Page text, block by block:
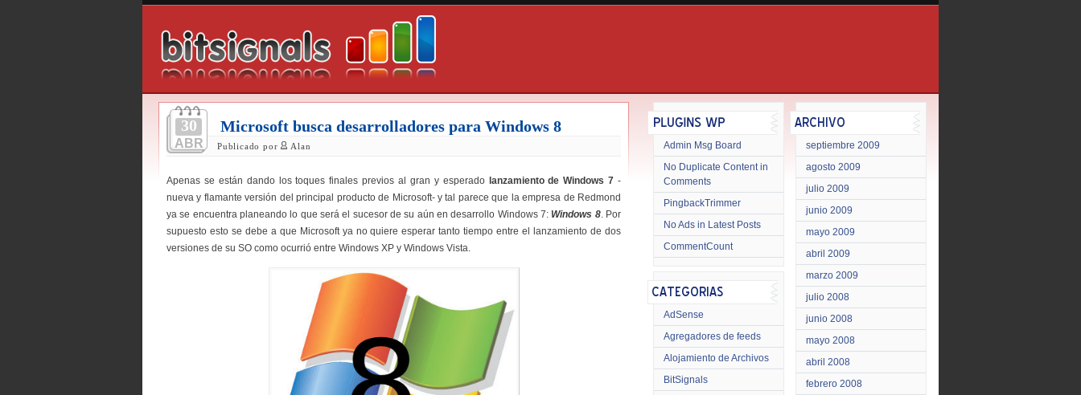
30
ABR
Microsoft busca desarrolladores para Windows 8
Publicado por Alan
Apenas se están dando los toques finales previos al gran y esperado lanzamiento de Windows 7 -
nueva y flamante versión del principal producto de Microsoft- y tal parece que la empresa de Redmond
ya se encuentra planeando lo que será el sucesor de su aún en desarrollo Windows 7: Windows 8. Por
supuesto esto se debe a que Microsoft ya no quiere esperar tanto tiempo entre el lanzamiento de dos
versiones de su SO como ocurrió entre Windows XP y Windows Vista.
Admin Msg Board
No Duplicate Content in
Comments
PingbackTrimmer
No Ads in Latest Posts
CommentCount
AdSense
Agregadores de feeds
Alojamiento de Archivos
BitSignals
septiembre 2009
agosto 2009
julio 2009
junio 2009
mayo 2009
abril 2009
marzo 2009
julio 2008
junio 2008
mayo 2008
abril 2008
febrero 2008